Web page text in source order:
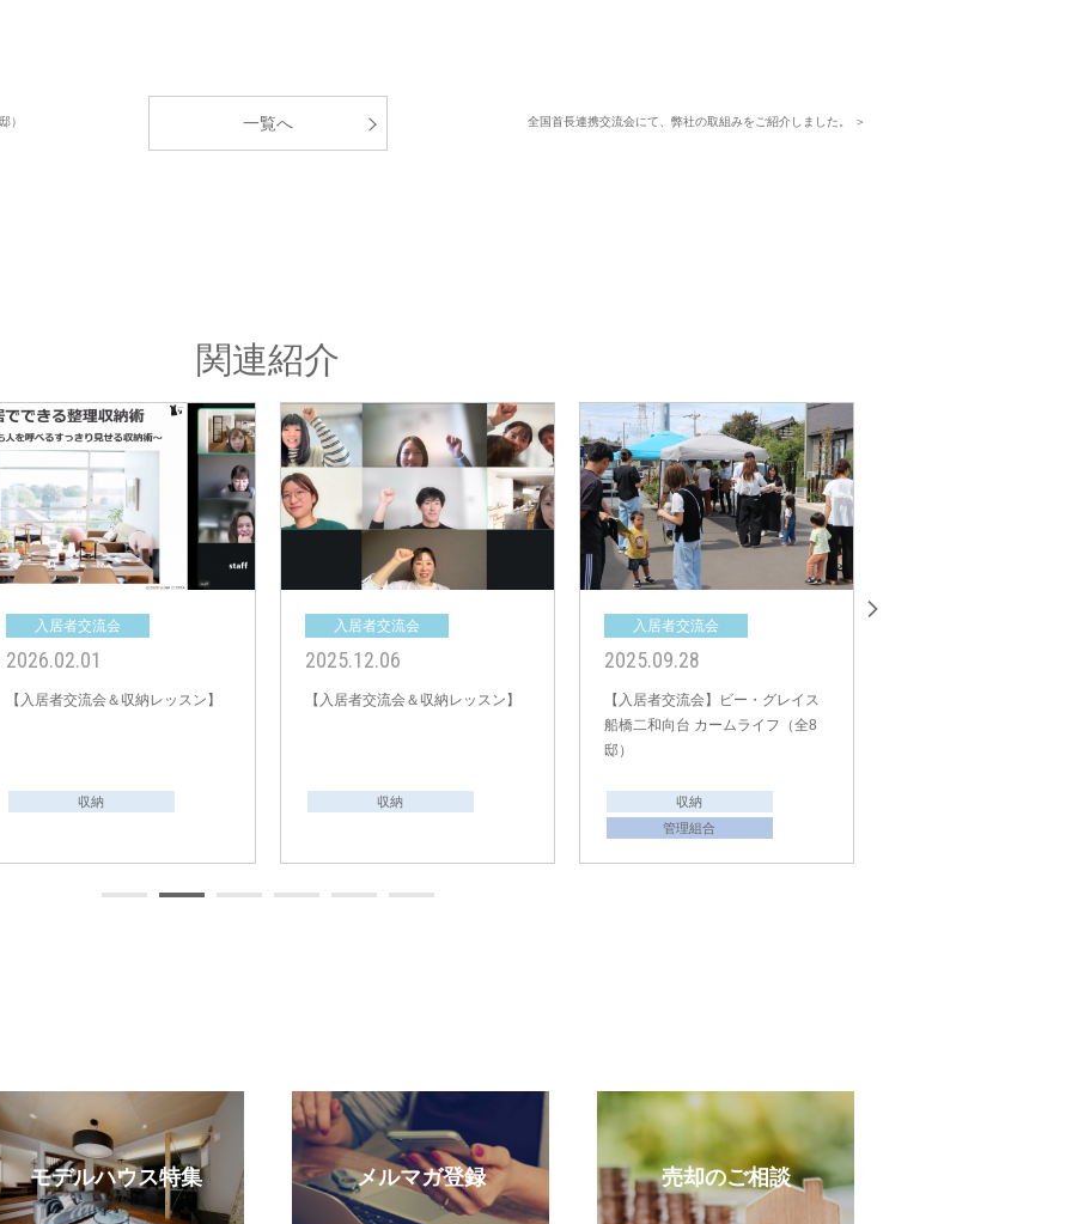
） 全国首長連携交流会にて、弊社の取組みをご紹介しました。 ＞
一覧へ
関連紹介
入居者交流会
2026.02.01
【入居者交流会＆収納レッスン】
収納
入居者交流会
2025.12.06
【入居者交流会＆収納レッスン】
収納
入居者交流会
2025.09.28
【入居者交流会】ビー・グレイス
船橋二和向台 カームライフ（全8
邸）
収納
管理組合
モデルハウス特集 メルマガ登録 売却のご相談